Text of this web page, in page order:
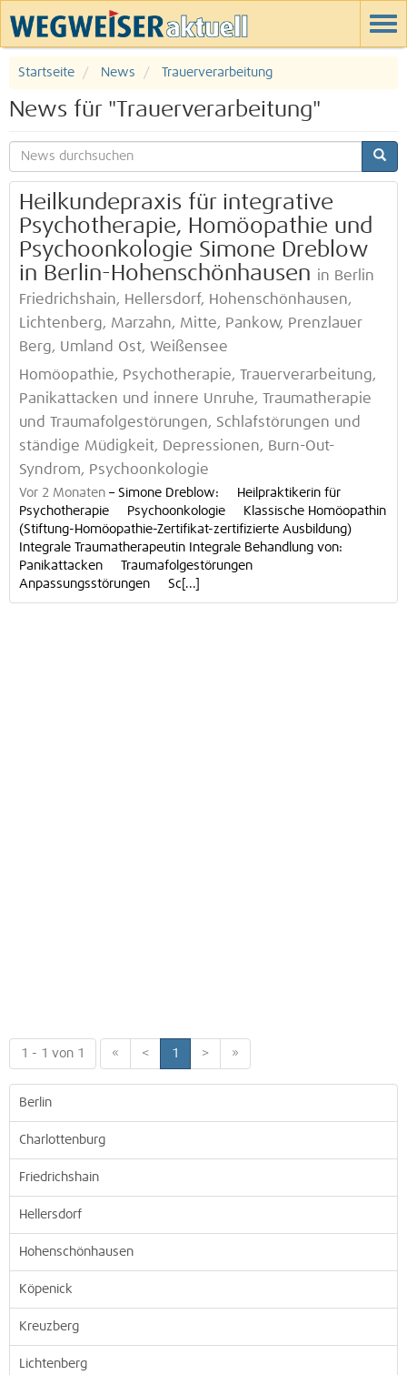
Startseite News Trauerverarbeitung
News für "Trauerverarbeitung"
Heilkundepraxis für integrative
Psychotherapie, Homöopathie und
Psychoonkologie Simone Dreblow
in Berlin-Hohenschönhausen in Berlin
Friedrichshain, Hellersdorf, Hohenschönhausen,
Lichtenberg, Marzahn, Mitte, Pankow, Prenzlauer
Berg, Umland Ost, Weißensee
Homöopathie, Psychotherapie, Trauerverarbeitung,
Panikattacken und innere Unruhe, Traumatherapie
und Traumafolgestörungen, Schlafstörungen und
ständige Müdigkeit, Depressionen, Burn-Out-
Syndrom, Psychoonkologie
Vor 2 Monaten – Simone Dreblow: Heilpraktikerin für
Psychotherapie Psychoonkologie Klassische Homöopathin
(Stiftung-Homöopathie-Zertifikat-zertifizierte Ausbildung)
Integrale Traumatherapeutin Integrale Behandlung von:
Panikattacken Traumafolgestörungen
Anpassungsstörungen Sc[...]
1 - 1 von 1 « < 1 > »
Berlin
Charlottenburg
Friedrichshain
Hellersdorf
Hohenschönhausen
Köpenick
Kreuzberg
Lichtenberg